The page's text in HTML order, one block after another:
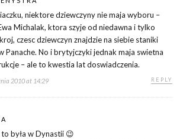
niektore dziewczyny nie maja wyboru –
Michalak, ktora szyje od niedawna i tylko
czesc dziewczyn znajdzie na siebie staniki
Panache. No i brytyjczyki jednak maja swietna
– ale to kwestia lat doswiadczenia.
2010 at 14:29 REPLY
była w Dynastii 😉